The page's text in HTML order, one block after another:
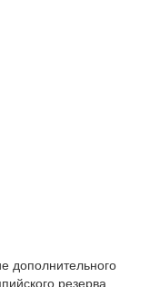
дополнительного
резерва